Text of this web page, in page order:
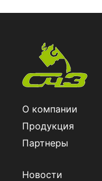
О компании
Продукция
Партнеры
Новости